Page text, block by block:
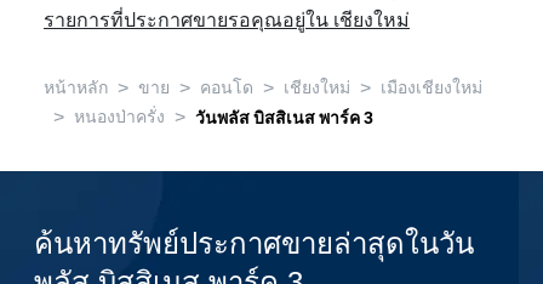
รายการที่ประกาศขายรอคุณอยู่ใน เชียงใหม่
หน้าหลัก > ขาย > คอนโด > เชียงใหม่ > เมืองเชียงใหม่
> หนองป่าครั่ง > วันพลัส บิสสิเนส พาร์ค 3
ค้นหาทรัพย์ประกาศขายล่าสุดในวัน